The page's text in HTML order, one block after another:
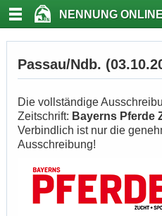
NENNUNG
Passau/Ndb.
Die vollständige
Zeitschrift: Bayerns Pferde
Verbindlich ist nur die
Ausschreibung!